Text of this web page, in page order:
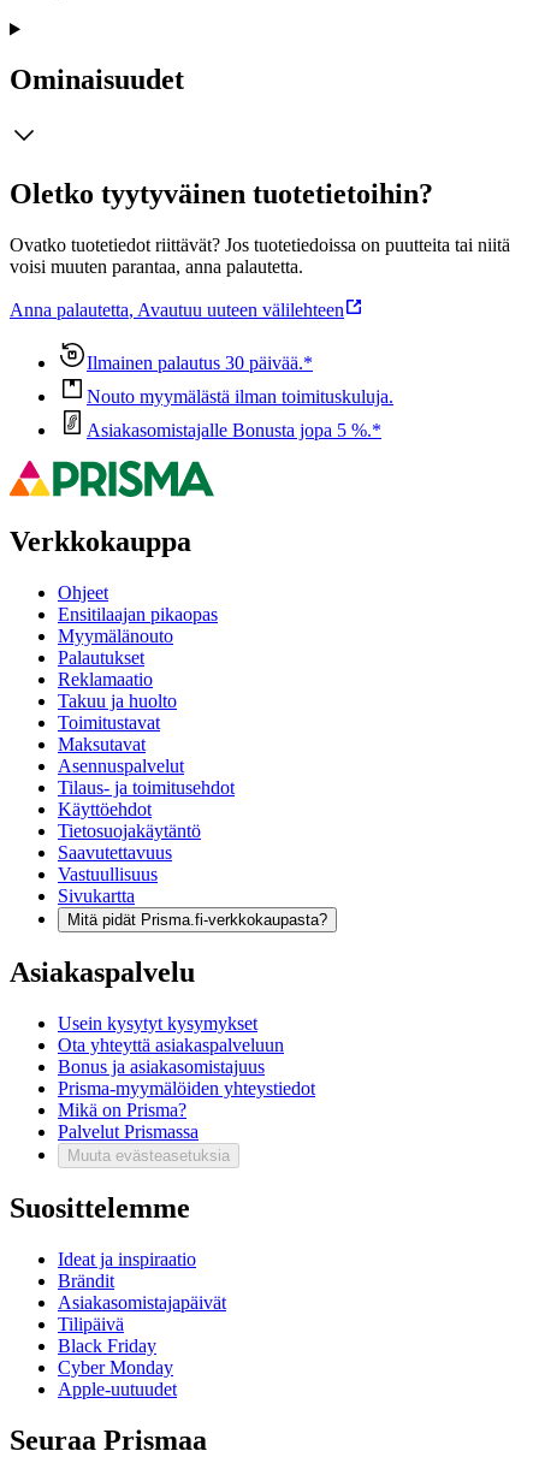
Ominaisuudet
Oletko tyytyväinen tuotetietoihin?
Ovatko tuotetiedot riittävät? Jos tuotetiedoissa on puutteita tai niitä
voisi muuten parantaa, anna palautetta.
Anna palautetta, Avautuu uuteen välilehteen
Ilmainen palautus 30 päivää.*
Nouto myymälästä ilman toimituskuluja.
Asiakasomistajalle Bonusta jopa 5 %.*
Verkkokauppa
Ohjeet
Ensitilaajan pikaopas
Myymälänouto
Palautukset
Reklamaatio
Takuu ja huolto
Toimitustavat
Maksutavat
Asennuspalvelut
Tilaus- ja toimitusehdot
Käyttöehdot
Tietosuojakäytäntö
Saavutettavuus
Vastuullisuus
Sivukartta
Mitä pidät Prisma.fi-verkkokaupasta?
Asiakaspalvelu
Usein kysytyt kysymykset
Ota yhteyttä asiakaspalveluun
Bonus ja asiakasomistajuus
Prisma-myymälöiden yhteystiedot
Mikä on Prisma?
Palvelut Prismassa
Muuta evästeasetuksia
Suosittelemme
Ideat ja inspiraatio
Brändit
Asiakasomistajapäivät
Tilipäivä
Black Friday
Cyber Monday
Apple-uutuudet
Seuraa Prismaa